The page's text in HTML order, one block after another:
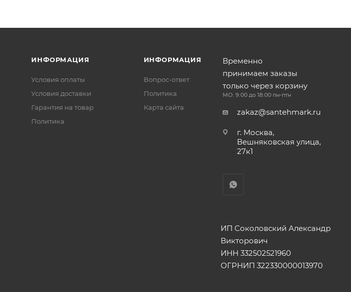
ИНФОРМАЦИЯ
Условия оплаты
Условия доставки
Гарантия на товар
Политика
ИНФОРМАЦИЯ
Вопрос-ответ
Политика
Карта сайта
Временно
принимаем заказы
только через корзину
МО: 9:00 до 18:00 пн-птн
zakaz@santehmark.ru
г. Москва,
Вешняковская улица,
27к1
ИП Соколовский Александр
Викторович
ИНН 332502521960
ОГРНИП 322330000013970